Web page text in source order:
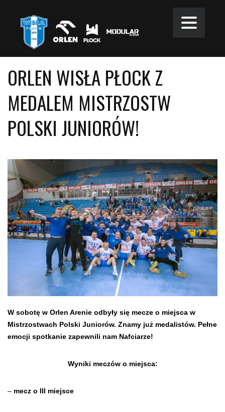
ORLEN WISŁA PŁOCK Z
MEDALEM MISTRZOSTW
POLSKI JUNIORÓW!
W sobotę w Orlen Arenie odbyły się mecze o miejsca w
Mistrzostwach Polski Juniorów. Znamy już medalistów. Pełne
emocji spotkanie zapewnili nam Nafciarze!
Wyniki meczów o miejsca:
– mecz o III miejsce